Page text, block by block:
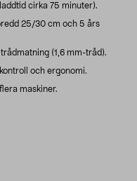
cirka 75 minuter).
25/30 cm och 5 års
(1,6 mm-tråd).
och ergonomi.
maskiner.